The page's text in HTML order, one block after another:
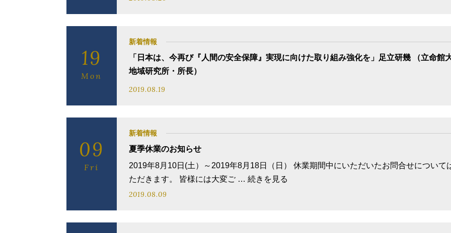
19
Mon
新着情報
「日本は、今再び『人間の安全保障』実現に向けた取り組み強化を」足立研幾 （立命
地域研究所・所長）
2019.08.19
09
Fri
新着情報
夏季休業のお知らせ
2019年8月10日(土）～2019年8月18日（日） 休業期間中にいただいたお問合せについて
ただきます。 皆様には大変ご … 続きを見る
2019.08.09